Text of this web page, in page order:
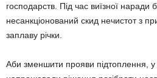
господарств. Під час виїзної наради
несанкціонований скид нечистот з
заплаву річки.
Аби зменшити прояви підтоплення, у